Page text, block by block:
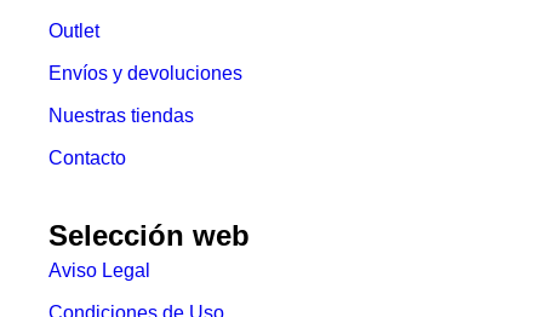
Outlet
Envíos y devoluciones
Nuestras tiendas
Contacto
Selección web
Aviso Legal
Condiciones de Uso